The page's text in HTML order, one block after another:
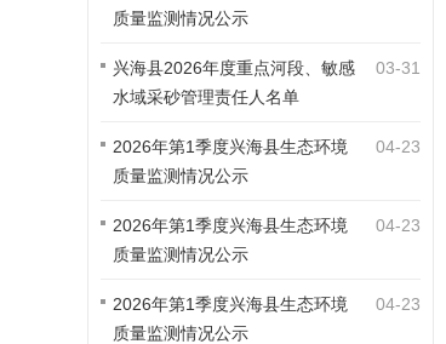
质量监测情况公示
03-31
兴海县2026年度重点河段、敏感
水域采砂管理责任人名单
04-23
2026年第1季度兴海县生态环境
质量监测情况公示
04-23
2026年第1季度兴海县生态环境
质量监测情况公示
04-23
2026年第1季度兴海县生态环境
质量监测情况公示